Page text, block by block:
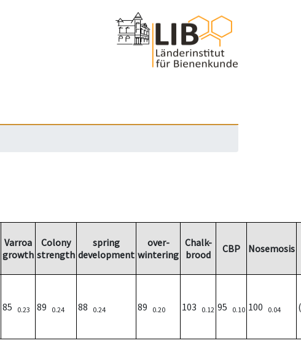
Varroa
growth
Colony
strength
spring
development
over-
wintering
Chalk-
brood
CBP Nosemosis
85 0.23 89 0.24 88 0.24 89 0.20 103 0.12 95 0.10 100 0.04